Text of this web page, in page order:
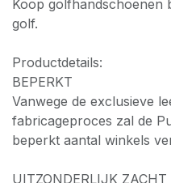
Koop golfhandschoenen
golf.
Productdetails:
BEPERKT
Vanwege de exclusieve
fabricageproces zal de
beperkt aantal winkels
UITZONDERLIJK ZACHT